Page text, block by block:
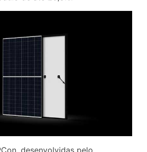
desenvolvidas pelo